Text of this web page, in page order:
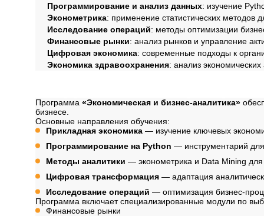
Программирование и анализ данных: изучение
Эконометрика: применение статистических методов
Исследование операций: методы оптимизации
Финансовые рынки: анализ рынков и управление
Цифровая экономика: современные подходы к
Экономика здравоохранения: анализ
Программа «Экономическая и бизнес-аналитика»
бизнесе.
Основные направления обучения:
Прикладная экономика— изучение ключевых
Программирование на Python — инструментарий
Методы аналитики — эконометрика и Data Mining
Цифровая трансформация— адаптация
Исследование операций — оптимизация бизнес-
Программа включает специализированные модули по
Финансовые рынки